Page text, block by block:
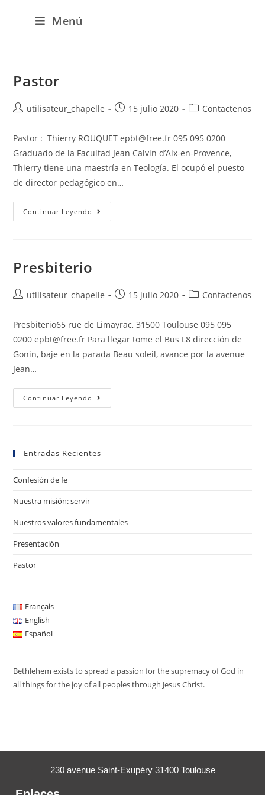
Menú
Pastor
utilisateur_chapelle 15 julio 2020 Contactenos
Pastor : Thierry ROUQUET epbt@free.fr 095 095 0200
Graduado de la Facultad Jean Calvin d’Aix-en-Provence,
Thierry tiene una maestría en Teología. El ocupó el puesto
de director pedagógico en…
Continuar Leyendo
Presbiterio
utilisateur_chapelle 15 julio 2020 Contactenos
Presbiterio65 rue de Limayrac, 31500 Toulouse 095 095
0200 epbt@free.fr Para llegar tome el Bus L8 dirección de
Gonin, baje en la parada Beau soleil, avance por la avenue
Jean…
Continuar Leyendo
Entradas Recientes
Confesión de fe
Nuestra misión: servir
Nuestros valores fundamentales
Presentación
Pastor
Français
English
Español
Bethlehem exists to spread a passion for the supremacy of God in
all things for the joy of all peoples through Jesus Christ.
230 avenue Saint-Exupéry 31400 Toulouse